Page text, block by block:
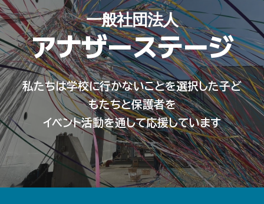
一般社団法人
アナザーステージ
私たちは学校に行かないことを選択した子ど
もたちと保護者を
イベント活動を通して応援しています